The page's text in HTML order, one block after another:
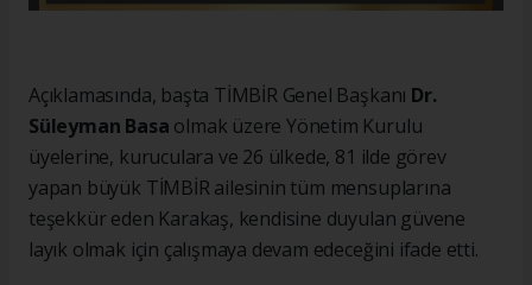
Açıklamasında, başta TİMBİR Genel Başkanı Dr.
Süleyman Basa olmak üzere Yönetim Kurulu
üyelerine, kuruculara ve 26 ülkede, 81 ilde görev
yapan büyük TİMBİR ailesinin tüm mensuplarına
teşekkür eden Karakaş, kendisine duyulan güvene
layık olmak için çalışmaya devam edeceğini ifade etti.